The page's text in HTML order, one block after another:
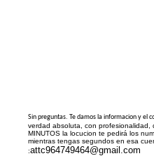
Sin preguntas. Te damos la informacion y el
verdad absoluta, con profesionalidad,
MINUTOS la locucion te pedirá los
mientras tengas segundos en esa
:attc964749464@gmail.com